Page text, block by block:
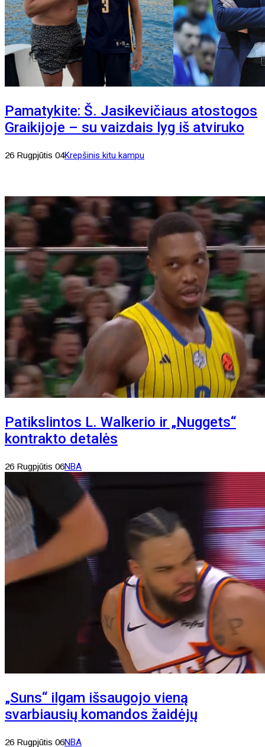
Pamatykite: Š. Jasikevičiaus atostogos
Graikijoje – su vaizdais lyg iš atviruko
26 Rugpjūtis 04Krepšinis kitu kampu
Patikslintos L. Walkerio ir „Nuggets“
kontrakto detalės
26 Rugpjūtis 06NBA
„Suns“ ilgam išsaugojo vieną
svarbiausių komandos žaidėjų
26 Rugpjūtis 06NBA